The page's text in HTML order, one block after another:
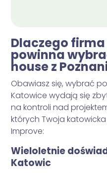
Dlaczego
powinna
house z
Obawiasz się, wybrać
Katowice wydają się
na kontroli nad
których Twoja
Improve:
Wieloletnie
Katowic